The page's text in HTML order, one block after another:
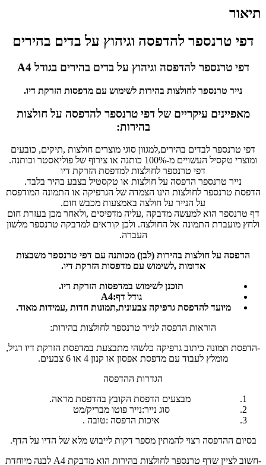
תיאור
דפי טרנספר להדפסה וגיהוץ על בדים בהירים
דפי טרנספר להדפסה וגיהוץ על בדים בהירים בגודל A4
נייר טרנספר לחולצות בהירות לשימוש עם מדפסות הזרקת דיו.
מאפיינים עיקריים של דפי טרנספר להדפסה על חולצות
בהירות:
דפי טרנספר לבדים בהירים,למגוון סוגי מוצרים חולצות ,תיקים, כובעים
ומוצרי טקסיל העשויים מ-100% כותנה או צירוף של פוליאסטר וכותנה.
דפי טרנספר לחולצות למדפסת הזרקת דיו
נייר טרנספר הדפסה על חולצות או טקסטיל בצבע בהיר בלבד.
הדפסת טרנספר לחולצות הינו הצמדה של הגרפיקה או התמונה המודפסת
על הנייר על חולצה באמצעות מכבש חום.
דף טרנספר הוא למעשה מדבקה ,עליה מדפיסים ,ולאחר מכן בעזרת חום
ולחץ מועברת התמונה אל החולצה. ולכן קוראים למדבקה טרנספר מלשון
העברה.
הדפסה על חולצות בהירות (לבן) מכותנה עם דפי טרנספר משבצות
אדומות ,לשימוש עם מדפסות הזרקת דיו.
תוכנן לשימוש במדפסות הזרקת דיו.
גודל דף:A4
מיועד להדפסת גרפיקה צבעונית,תמונות חדות ,עמידות מאוד.
הוראות הדפסה לנייר טרנספר לחולצות בהירות:
-הדפסת תמונה כיתוב גרפיקה כלשהי מתבצעת במדפסת הזרקת דיו רגיל,
מומלץ לעבוד עם מדפסת אפסון או קנון 4 או 6 צבעים.
הגדרות ההדפסה
מבצעים הדפסת הקובץ בהדפסת מראה.
סוג נייר:נייר פוטו מבריק/מט
איכות הדפסה :טובה .
בסיום ההדפסה רצוי להמתין מספר דקות לייבוש מלא של הדיו על הדף.
-חשוב לציין שדף טרנספר לחולצות בהירות הוא מדבקת A4 לבנה מיוחדת